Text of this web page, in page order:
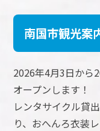
南国市観光案
2026年4月3日から
オープンします！
レンタサイクル貸
り、おへんろ衣装